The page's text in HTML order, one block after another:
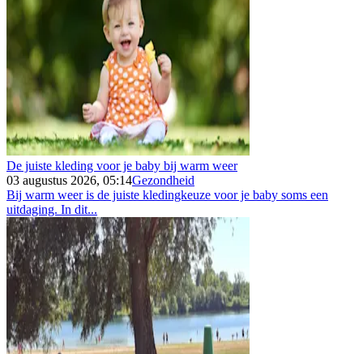
De juiste kleding voor je baby bij warm weer
03 augustus 2026, 05:14Gezondheid
Bij warm weer is de juiste kledingkeuze voor je baby soms een
uitdaging. In dit...